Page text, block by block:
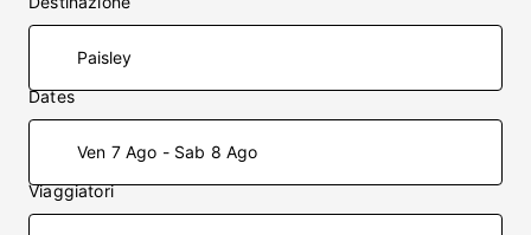
Dates
Ven 7 Ago - Sab 8 Ago
Viaggiatori